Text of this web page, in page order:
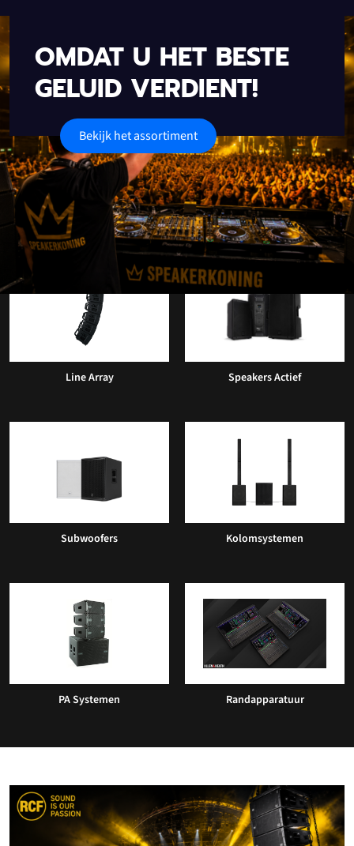
OMDAT U HET BESTE
GELUID VERDIENT!
Bekijk het assortiment
Onze populaire categorieën
Line Array Speakers Actief
Subwoofers Kolomsystemen
PA Systemen Randapparatuur